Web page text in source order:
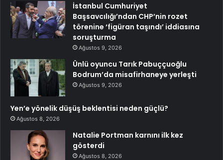
İstanbul Cumhuriyet
Başsavcılığı’ndan CHP’nin rozet
törenine ‘figüran taşındı’ iddiasına
soruşturma
Ağustos 9, 2026
Ünlü oyuncu Tarık Pabuççuoğlu
Bodrum’da misafirhaneye yerleşti
Ağustos 9, 2026
Yen’e yönelik düşüş beklentisi neden güçlü?
Ağustos 8, 2026
Natalie Portman karnını ilk kez
gösterdi
Ağustos 8, 2026